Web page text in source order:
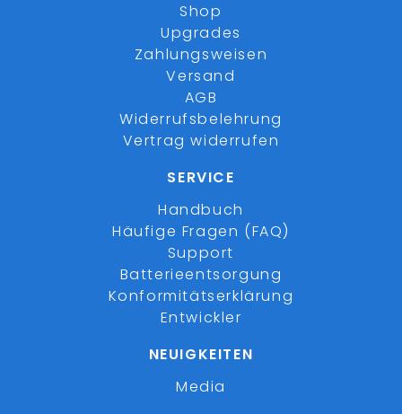
Shop
Upgrades
Zahlungsweisen
Versand
AGB
Widerrufsbelehrung
Vertrag widerrufen
SERVICE
Handbuch
Häufige Fragen (FAQ)
Support
Batterieentsorgung
Konformitätserklärung
Entwickler
NEUIGKEITEN
Media